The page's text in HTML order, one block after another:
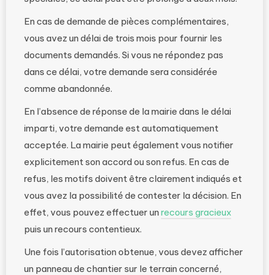
En cas de demande de pièces complémentaires,
vous avez un délai de trois mois pour fournir les
documents demandés. Si vous ne répondez pas
dans ce délai, votre demande sera considérée
comme abandonnée.
En l’absence de réponse de la mairie dans le délai
imparti, votre demande est automatiquement
acceptée. La mairie peut également vous notifier
explicitement son accord ou son refus. En cas de
refus, les motifs doivent être clairement indiqués et
vous avez la possibilité de contester la décision. En
effet, vous pouvez effectuer un recours gracieux
puis un recours contentieux.
Une fois l’autorisation obtenue, vous devez afficher
un panneau de chantier sur le terrain concerné,